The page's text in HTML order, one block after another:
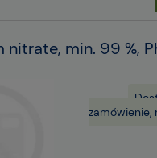
min. 99 %,
zamówienie,